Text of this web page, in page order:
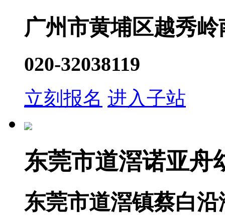
广州市黄埔区越秀
020-32038119
立刻报名 进入子站
东莞市道滘诺亚舟
东莞市道滘镇蔡白